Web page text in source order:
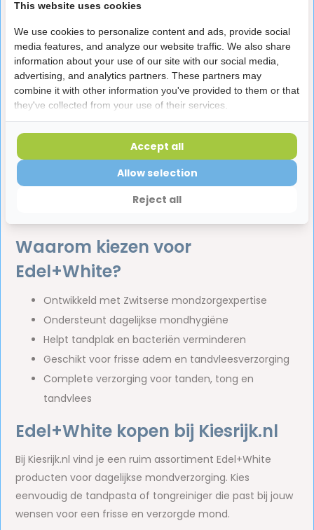
van het tandvlees. Deze tandpasta ondersteunt een
sterk en verzorgd tandvlees.
Tongreiniging als aanvulling op
mondhygiëne
Met deEdel+White Tongreiniger | 3 stuks
Voordeelverpakking
verwijder je bacteriën en aanslag
van de tong die een slechte adem kunnen veroorzaken.
Een tongreiniger is een waardevolle aanvulling op je
tandpastaen andere producten
Waarom kiezen voor
Edel+White?
Ontwikkeld met Zwitserse mondzorgexpertise
Ondersteunt dagelijkse mondhygiëne
Helpt tandplak en bacteriën verminderen
Geschikt voor frisse adem en tandvleesverzorging
Complete verzorging voor tanden, tong en
tandvlees
Edel+White kopen bij Kiesrijk.nl
Bij Kiesrijk.nl vind je een ruim assortiment Edel+White
producten voor dagelijkse mondverzorging. Kies
eenvoudig de tandpasta of tongreiniger die past bij jouw
wensen voor een frisse en verzorgde mond.
This website uses cookies
We use cookies to personalize content and ads, provide social
media features, and analyze our website traffic. We also share
information about your use of our site with our social media,
advertising, and analytics partners. These partners may
combine it with other information you've provided to them or that
they've collected from your use of their services.
Reject all
Allow selection
Accept all